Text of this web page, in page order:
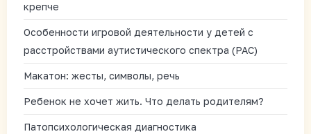
крепче
Особенности игровой деятельности у детей с
расстройствами аутистического спектра (РАС)
Макатон: жесты, символы, речь
Ребенок не хочет жить. Что делать родителям?
Патопсихологическая диагностика